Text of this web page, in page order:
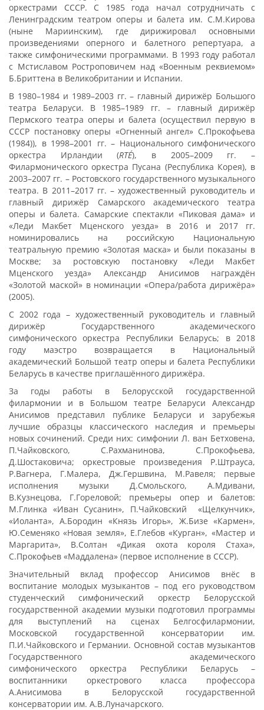
оркестрами СССР. С 1985 года начал сотрудничать с
Ленинградским театром оперы и балета им. С.М.Кирова
(ныне Мариинским), где дирижировал основными
произведениями оперного и балетного репертуара, а
также симфоническими программами. В 1993 году работал
с Мстиславом Ростроповичем над «Военным реквиемом»
Б.Бриттена в Великобритании и Испании.
В 1980–1984 и 1989–2003 гг. – главный дирижёр Большого
театра Беларуси. В 1985–1989 гг. – главный дирижёр
Пермского театра оперы и балета (осуществил первую в
СССР постановку оперы «Огненный ангел» С.Прокофьева
(1984)), в 1998–2001 гг. – Национального симфонического
оркестра Ирландии (RTÉ), в 2005–2009 гг. –
Филармонического оркестра Пусана (Республика Корея), в
2003–2007 гг. – Ростовского государственного музыкального
театра. В 2011–2017 гг. – художественный руководитель и
главный дирижёр Самарского академического театра
оперы и балета. Самарские спектакли «Пиковая дама» и
«Леди Макбет Мценского уезда» в 2016 и 2017 гг.
номинировались на российскую Национальную
театральную премию «Золотая маска» и были показаны в
Москве; за ростовскую постановку «Леди Макбет
Мценского уезда» Александр Анисимов награждён
«Золотой маской» в номинации «Опера/работа дирижёра»
(2005).
С 2002 года – художественный руководитель и главный
дирижёр Государственного академического
симфонического оркестра Республики Беларусь; в 2018
году маэстро возвращается в Национальный
академический Большой театр оперы и балета Республики
Беларусь в качестве приглашённого дирижёра.
За годы работы в Белорусской государственной
филармонии и в Большом театре Беларуси Александр
Анисимов представил публике Беларуси и зарубежья
лучшие образцы классического наследия и премьеры
новых сочинений. Среди них: симфонии Л. ван Бетховена,
П.Чайковского, С.Рахманинова, С.Прокофьева,
Д.Шостаковича; оркестровые произведения Р.Штрауса,
Р.Вагнера, Г.Малера, Дж.Гершвина, М.Равеля; первые
исполнения музыки Д.Смольского, А.Мдивани,
В.Кузнецова, Г.Гореловой; премьеры опер и балетов:
М.Глинка «Иван Сусанин», П.Чайковский «Щелкунчик»,
«Иоланта», А.Бородин «Князь Игорь», Ж.Бизе «Кармен»,
Ю.Семеняко «Новая земля», Е.Глебов «Курган», «Мастер и
Маргарита», В.Солтан «Дикая охота короля Стаха»,
С.Прокофьев «Маддалена» (первое исполнение в СССР).
Значительный вклад профессор Анисимов внёс в
воспитание молодых музыкантов – под его руководством
студенческий симфонический оркестр Белорусской
государственной академии музыки подготовил программы
для выступлений на сценах Белгосфилармонии,
Московской государственной консерватории им.
П.И.Чайковского и Германии. Основной состав музыкантов
Государственного академического
симфонического оркестра Республики Беларусь –
воспитанники оркестрового класса профессора
А.Анисимова в Белорусской государственной
консерватории им. А.В.Луначарского.